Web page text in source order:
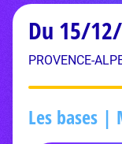
Du 15/
PROVENCE-
Les bases